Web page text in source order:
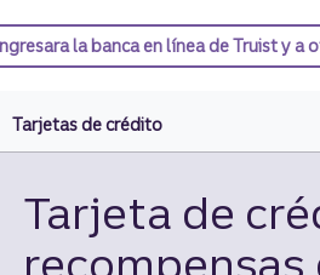
al
contenido
Página de inicio
a la banca en línea de Truist y a
Tarjetas de crédito
Tarjeta de
recompensas